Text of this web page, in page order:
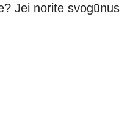
Jei norite svogūnus